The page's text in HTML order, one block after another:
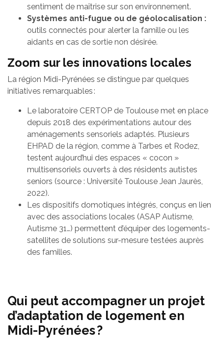
sentiment de maîtrise sur son environnement.
Systèmes anti-fugue ou de géolocalisation :
outils connectés pour alerter la famille ou les
aidants en cas de sortie non désirée.
Zoom sur les innovations locales
La région Midi-Pyrénées se distingue par quelques
initiatives remarquables :
Le laboratoire CERTOP de Toulouse met en place
depuis 2018 des expérimentations autour des
aménagements sensoriels adaptés. Plusieurs
EHPAD de la région, comme à Tarbes et Rodez,
testent aujourd’hui des espaces « cocon »
multisensoriels ouverts à des résidents autistes
seniors (source : Université Toulouse Jean Jaurès,
2022).
Les dispositifs domotiques intégrés, conçus en lien
avec des associations locales (ASAP Autisme,
Autisme 31…) permettent d’équiper des logements-
satellites de solutions sur-mesure testées auprès
des familles.
Qui peut accompagner un projet
d’adaptation de logement en
Midi-Pyrénées ?